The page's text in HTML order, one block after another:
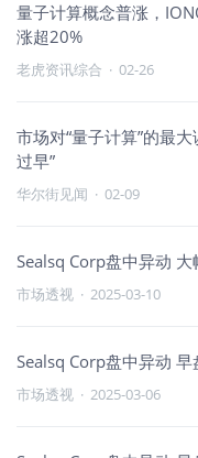
量子计算概念普涨，
涨超20%
老虎资讯综合 · 02-26
市场对“量子计算”的最
过早”
华尔街见闻 · 02-09
Sealsq Corp盘中异动
市场透视 · 2025-03-10
Sealsq Corp盘中异动
市场透视 · 2025-03-06